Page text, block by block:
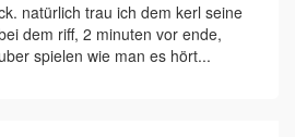
natürlich trau ich dem kerl seine
dem riff, 2 minuten vor ende,
spielen wie man es hört...